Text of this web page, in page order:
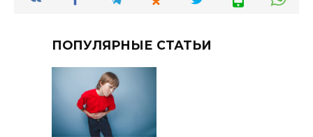
ПОПУЛЯРНЫЕ СТАТЬИ